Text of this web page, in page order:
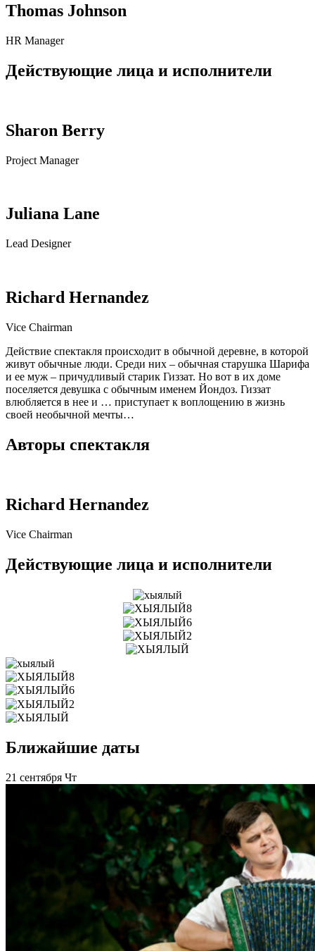
Thomas Johnson
HR Manager
Действующие лица и исполнители
Sharon Berry
Project Manager
Juliana Lane
Lead Designer
Richard Hernandez
Vice Chairman
Действие спектакля происходит в обычной деревне, в которой
живут обычные люди. Среди них – обычная старушка Шарифа
и ее муж – причудливый старик Гиззат. Но вот в их доме
поселяется девушка с обычным именем Йондоз. Гиззат
влюбляется в нее и … приступает к воплощению в жизнь
своей необычной мечты…
Авторы спектакля
Richard Hernandez
Vice Chairman
Действующие лица и исполнители
Ближайшие даты
21 сентября Чт